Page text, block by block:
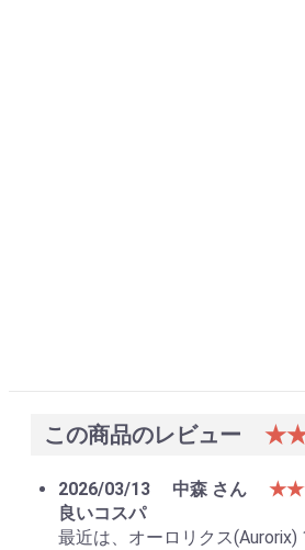
この商品のレビュー
2026/03/13 中森 さん
良いコスパ
最近は、オーロリクス